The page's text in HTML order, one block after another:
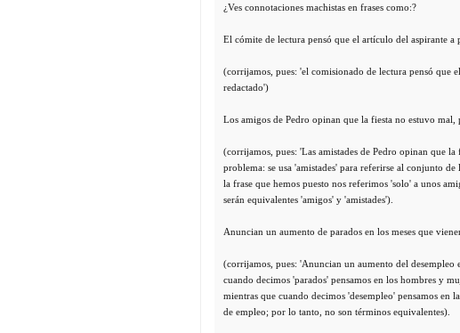
¿Ves connotaciones machistas en frases como:?
El cómite de lectura pensó que el artículo del aspirante a
(corrijamos, pues: 'el comisionado de lectura pensó que
redactado')
Los amigos de Pedro opinan que la fiesta no estuvo mal,
(corrijamos, pues: 'Las amistades de Pedro opinan que
problema: se usa 'amistades' para referirse al conjunto
la frase que hemos puesto nos referimos 'solo' a unos
serán equivalentes 'amigos' y 'amistades').
Anuncian un aumento de parados en los meses que
(corrijamos, pues: 'Anuncian un aumento del desempleo
cuando decimos 'parados' pensamos en los hombres y
mientras que cuando decimos 'desempleo' pensamos
de empleo; por lo tanto, no son términos equivalentes).